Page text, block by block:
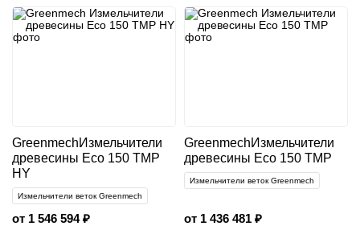
GreenmechИзмельчители
древесины Eco 150 TMP
HY
Измельчители веток Greenmech
от 1 546 594 ₽
GreenmechИзмельчители
древесины Eco 150 TMP
Измельчители веток Greenmech
от 1 436 481 ₽